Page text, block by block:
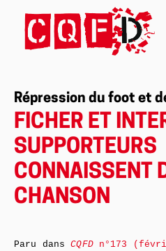
Répression du foot et
FICHER ET
SUPPORTEURS
CONNAISSENT
CHANSON
Paru dansCQFDn°173